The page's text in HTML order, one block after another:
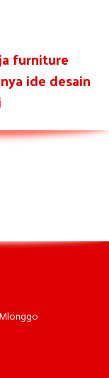
furniture
ide desain